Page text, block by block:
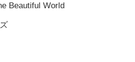
Beautiful World